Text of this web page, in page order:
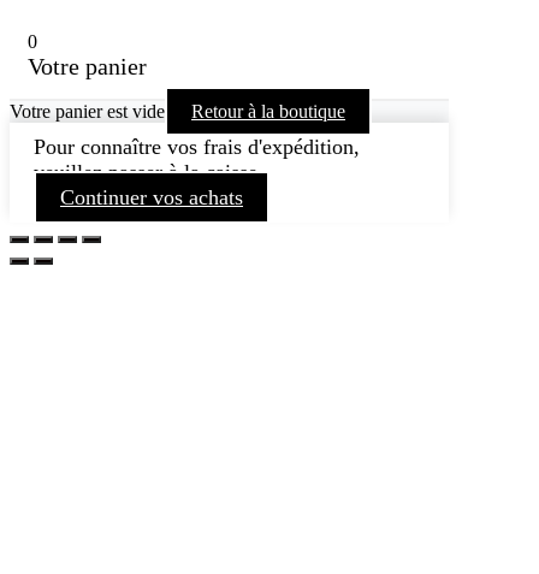
0
Votre panier
Votre panier est vide Retour à la boutique
Pour connaître vos frais d'expédition,
veuillez passer à la caisse.
Continuer vos achats